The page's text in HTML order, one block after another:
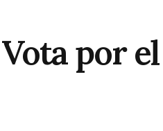
por